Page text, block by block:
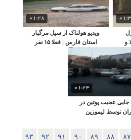
و
01:28
ویدیو هولناک از سیل مرگبار
استان فارس | فعلا ۱۵ نفر
جان باخته‌اند ۸ نفر مفقودی
01:24
جایی عجیب پوتین در
توسط لیموزین
٨٧ ٨٨ ٨٩ ٩٠ ٩١ ٩٢ ٩٣